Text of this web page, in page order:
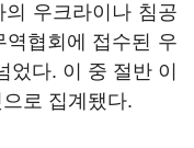
우크라이나 침공
협회에 접수된 우
다. 이 중 절반 이
로 집계됐다.